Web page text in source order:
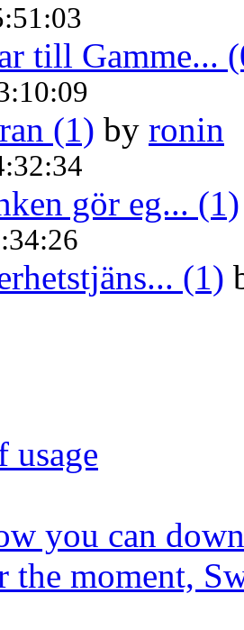
till Gamme...
(1) by ronin
gör eg... (1)
(1)
usage
you can
the moment,